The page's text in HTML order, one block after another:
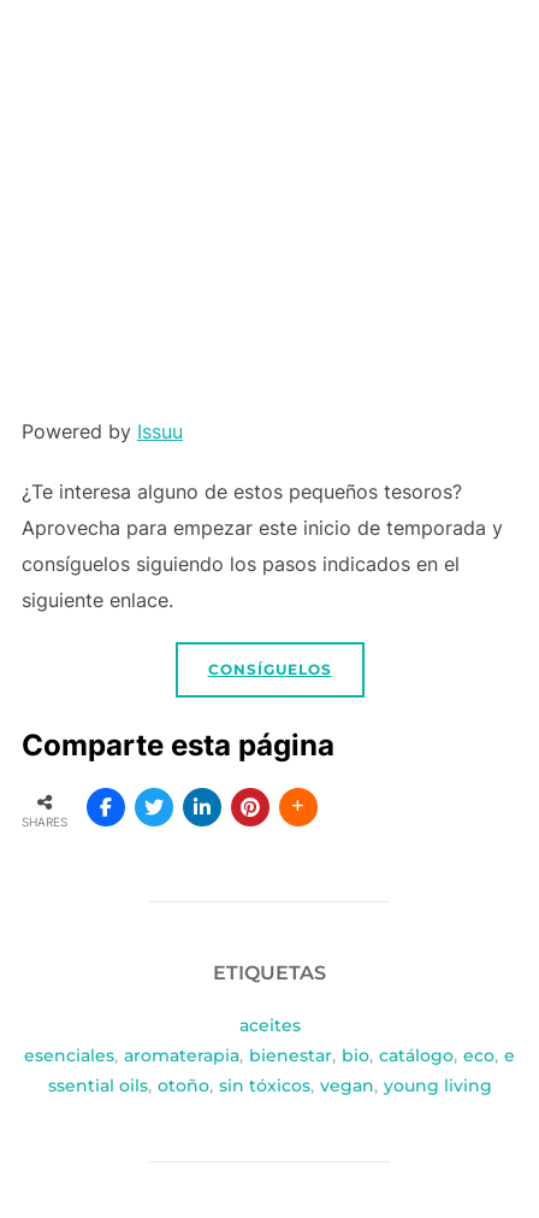
Powered by Issuu
¿Te interesa alguno de estos pequeños tesoros?
Aprovecha para empezar este inicio de temporada y
consíguelos siguiendo los pasos indicados en el
siguiente enlace.
CONSÍGUELOS
Comparte esta página
SHARES
ETIQUETAS
aceites
esenciales, aromaterapia, bienestar, bio, catálogo, eco, e
ssential oils, otoño, sin tóxicos, vegan, young living